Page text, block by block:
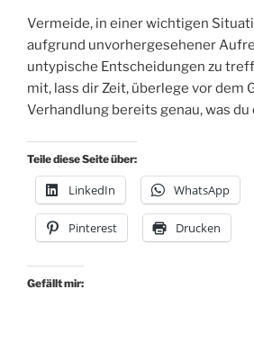
Vermeide, in einer wichtigen
aufgrund unvorhergesehener
untypische Entscheidungen zu
mit, lass dir Zeit, überlege vor dem
Verhandlung bereits genau, was
Teile diese Seite über:
LinkedIn WhatsApp
Pinterest Drucken
Gefällt mir: